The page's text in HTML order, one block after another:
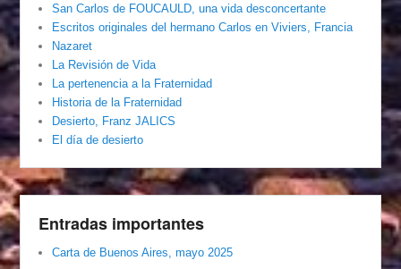
San Carlos de FOUCAULD, una vida desconcertante
Escritos originales del hermano Carlos en Viviers, Francia
Nazaret
La Revisión de Vida
La pertenencia a la Fraternidad
Historia de la Fraternidad
Desierto, Franz JALICS
El día de desierto
Entradas importantes
Carta de Buenos Aires, mayo 2025